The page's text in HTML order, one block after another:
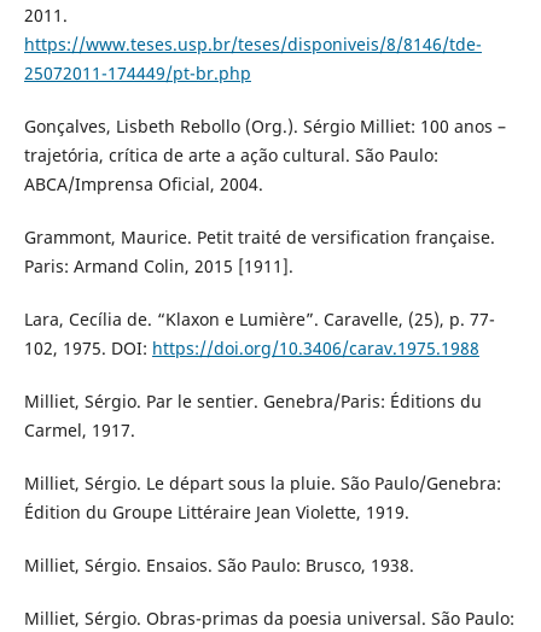
2011.
https://www.teses.usp.br/teses/disponiveis/8/8146/tde-
25072011-174449/pt-br.php
Gonçalves, Lisbeth Rebollo (Org.). Sérgio Milliet: 100 anos –
trajetória, crítica de arte a ação cultural. São Paulo:
ABCA/Imprensa Oficial, 2004.
Grammont, Maurice. Petit traité de versification française.
Paris: Armand Colin, 2015 [1911].
Lara, Cecília de. “Klaxon e Lumière”. Caravelle, (25), p. 77-
102, 1975. DOI: https://doi.org/10.3406/carav.1975.1988
Milliet, Sérgio. Par le sentier. Genebra/Paris: Éditions du
Carmel, 1917.
Milliet, Sérgio. Le départ sous la pluie. São Paulo/Genebra:
Édition du Groupe Littéraire Jean Violette, 1919.
Milliet, Sérgio. Ensaios. São Paulo: Brusco, 1938.
Milliet, Sérgio. Obras-primas da poesia universal. São Paulo: